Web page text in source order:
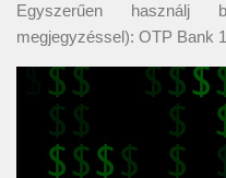
Egyszerűen használj
megjegyzéssel): OTP Bank